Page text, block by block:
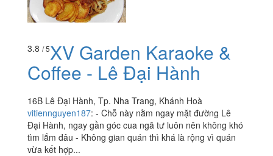
3.8 / 5XV Garden Karaoke &
Coffee - Lê Đại Hành
16B Lê Đại Hành, Tp. Nha Trang, Khánh Hoà
vitiennguyen187: - Chỗ này nằm ngay mặt đường Lê
Đại Hành, ngay gần góc cua ngã tư luôn nên không khó
tìm lắm đâu - Không gian quán thì khá là rộng vì quán
vừa kết hợp...